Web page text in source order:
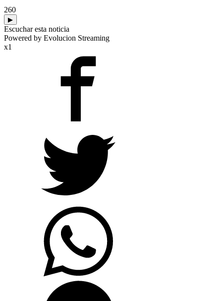
260
▶
Escuchar esta noticia
Powered by Evolucion Streaming
x1